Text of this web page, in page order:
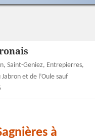
Saint-Geniez, Entrepierres,
et de l’Oule sauf
à